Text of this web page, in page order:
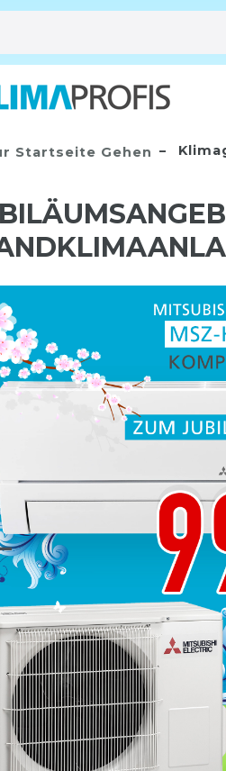
Startseite Gehen